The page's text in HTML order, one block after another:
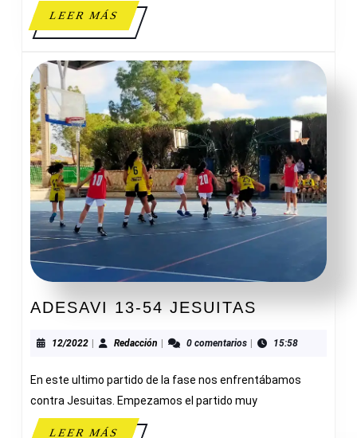
LEER MÁSLEER
MÁS
ADESAVI 13-54 JESUITAS
54
12/202212/2022Redacción Redacción0 comentarios 15:58
En este ultimo partido de la fase nos enfrentábamos
contra Jesuitas. Empezamos el partido muy
LEER MÁSLEER